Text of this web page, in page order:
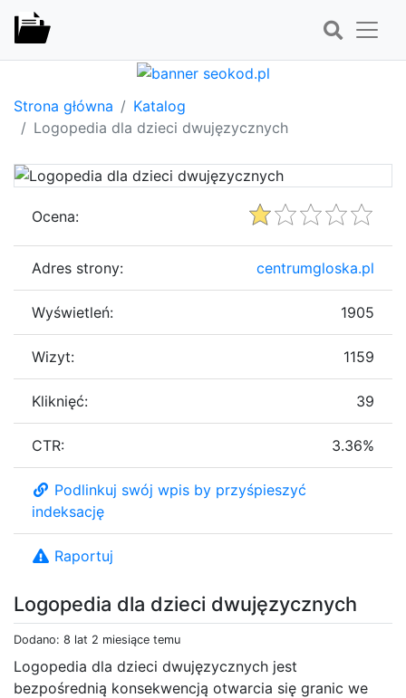
Strona główna
Katalog
Logopedia dla dzieci dwujęzycznych
Logopedia dla dzieci dwujęzycznych
Dodano: 8 lat 2 miesiące temu
Logopedia dla dzieci dwujęzycznych jest
bezpośrednią konsekwencją otwarcia się granic we
Ocena:
Adres strony: centrumgloska.pl
Wyświetleń: 1905
Wizyt: 1159
Kliknięć: 39
CTR: 3.36%
Podlinkuj swój wpis by przyśpieszyć
indeksację
Raportuj